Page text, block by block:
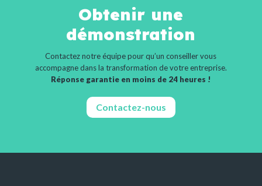
Obtenir une
démonstration
Contactez notre équipe pour qu’un conseiller vous
accompagne dans la transformation de votre entreprise.
Réponse garantie en moins de 24 heures !
Contactez-nous